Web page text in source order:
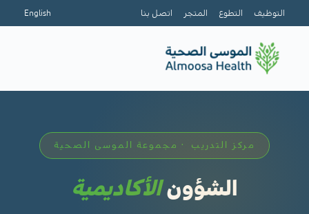
التوظيف التطوع المتجر اتصل بنا English
مركز التدريب · مجموعة الموسى الصحية
الشؤونالأكاديمية